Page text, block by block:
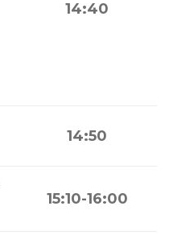
14:40
14:50
15:10-16:00